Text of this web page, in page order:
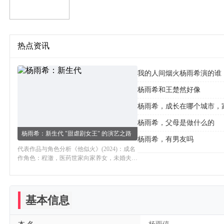
热点资讯
杨雨希：新生代 "甜虐剧女王" 的演艺之路
代表作品与角色分析《他似火》(2024)：成名
作角色：程澈，医药世家向家养女，未婚夫昏
表演亮点： "外表温婉，内心坚韧"，将豪门
孤女
我的人间烟火杨雨希演的谁
杨雨希和王楚然好像
杨雨希，成长在哪个城市，
杨雨希，父母是做什么的
杨雨希，有男友吗
基本信息